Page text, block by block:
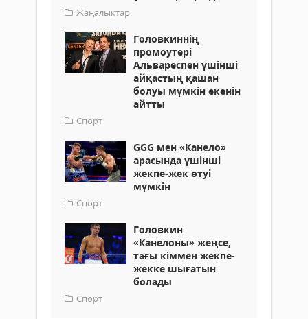
Жаңалықтар
Головкиннің
промоутері
Альвареспен үшінші
айқастың қашан
болуы мүмкін екенін
айтты
Спорт
GGG мен «Канело»
арасында үшінші
жекпе-жек өтуі
мүмкін
Спорт
Головкин
«Канелоны» жеңсе,
тағы кіммен жекпе-
жекке шығатын
болады
Спорт